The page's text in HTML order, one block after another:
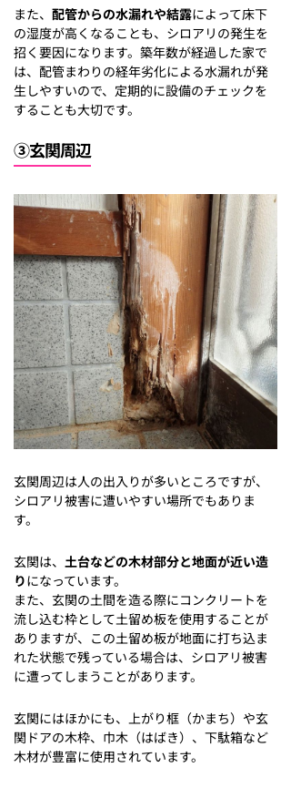
また、 配管からの水漏れや結露によって床下
の湿度が高くなることも、シロアリの発生を
招く要因になります。築年数が経過した家で
は、配管まわりの経年劣化による水漏れが発
生しやすいので、定期的に設備のチェックを
することも大切です。
③玄関周辺
玄関周辺は人の出入りが多いところですが、
シロアリ被害に遭いやすい場所でもありま
す。
玄関は、 土台などの木材部分と地面が近い造
りになっています。
また、玄関の土間を造る際にコンクリートを
流し込む枠として土留め板を使用することが
ありますが、この土留め板が地面に打ち込ま
れた状態で残っている場合は、シロアリ被害
に遭ってしまうことがあります。
玄関にはほかにも、上がり框（かまち）や玄
関ドアの木枠、巾木（はばき）、下駄箱など
木材が豊富に使用されています。